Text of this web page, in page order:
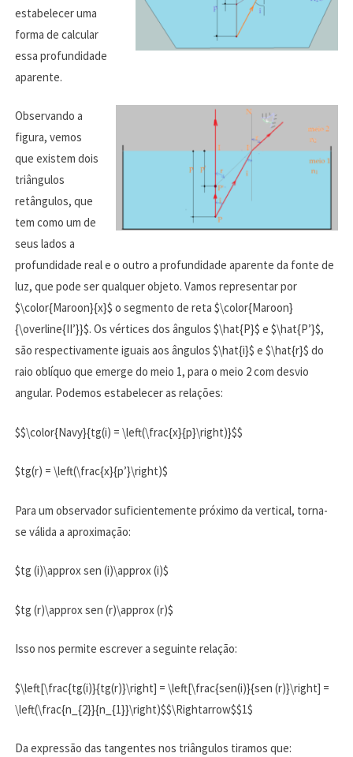
estabelecer uma
forma de calcular
essa profundidade
aparente.
Observando a
figura, vemos
que existem dois
triângulos
retângulos, que
tem como um de
seus lados a
profundidade real e o outro a profundidade aparente da fonte de
luz, que pode ser qualquer objeto. Vamos representar por
$\color{Maroon}{x}$ o segmento de reta $\color{Maroon}
{\overline{II’}}$. Os vértices dos ângulos $\hat{P}$ e $\hat{P’}$,
são respectivamente iguais aos ângulos $\hat{i}$ e $\hat{r}$ do
raio oblíquo que emerge do meio 1, para o meio 2 com desvio
angular. Podemos estabelecer as relações:
$$\color{Navy}{tg(i) = \left(\frac{x}{p}\right)}$$
$tg(r) = \left(\frac{x}{p’}\right)$
Para um observador suficientemente próximo da vertical, torna-
se válida a aproximação:
$tg (i)\approx sen (i)\approx (i)$
$tg (r)\approx sen (r)\approx (r)$
Isso nos permite escrever a seguinte relação:
$\left[\frac{tg(i)}{tg(r)}\right] = \left[\frac{sen(i)}{sen (r)}\right] =
\left(\frac{n_{2}}{n_{1}}\right)$$\Rightarrow$$1$
Da expressão das tangentes nos triângulos tiramos que: